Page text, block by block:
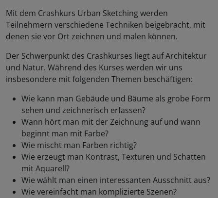
Mit dem Crashkurs Urban Sketching werden
Teilnehmern verschiedene Techniken beigebracht, mit
denen sie vor Ort zeichnen und malen können.
Der Schwerpunkt des Crashkurses liegt auf Architektur
und Natur. Während des Kurses werden wir uns
insbesondere mit folgenden Themen beschäftigen:
Wie kann man Gebäude und Bäume als grobe Form
sehen und zeichnerisch erfassen?
Wann hört man mit der Zeichnung auf und wann
beginnt man mit Farbe?
Wie mischt man Farben richtig?
Wie erzeugt man Kontrast, Texturen und Schatten
mit Aquarell?
Wie wählt man einen interessanten Ausschnitt aus?
Wie vereinfacht man komplizierte Szenen?